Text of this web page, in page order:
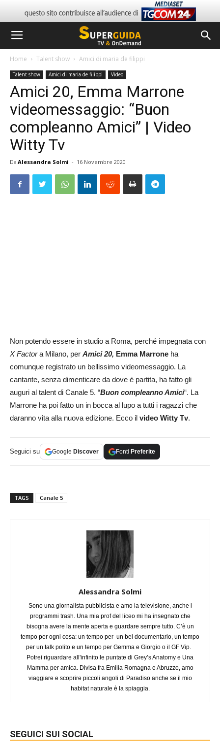
Home Talent show Amici di maria de filippi
Talent show Amici di maria de filippi Video
Amici 20, Emma Marrone
videomessaggio: “Buon
compleanno Amici” | Video
Witty Tv
Da Alessandra Solmi - 16 Novembre 2020
Non potendo essere in studio a Roma, perché impegnata con
X Factora Milano, per Amici 20, Emma Marrone ha
comunque registrato un bellissimo videomessaggio. La
cantante, senza dimenticare da dove è partita, ha fatto gli
auguri al talent di Canale 5. “Buon compleanno Amici“. La
Marrone ha poi fatto un in bocca al lupo a tutti i ragazzi che
daranno vita alla nuova edizione. Ecco il video Witty Tv.
Seguici su Google Discover Fonti Preferite
TAGS Canale 5
Alessandra Solmi
Sono una giornalista pubblicista e amo la televisione, anche i
programmi trash. Una mia prof del liceo mi ha insegnato che
bisogna avere la mente aperta e guardare sempre tutto. C’è un
tempo per ogni cosa: un tempo per un bel documentario, un tempo
per un talk polito e un tempo per Gemma e Giorgio o il GF Vip.
Potrei riguardare all'infinito le puntate di Grey’s Anatomy e Una
Mamma per amica. Divisa fra Emilia Romagna e Abruzzo, amo
viaggiare e scoprire piccoli angoli di Paradiso anche se il mio
habitat naturale è la spiaggia.
SEGUICI SUI SOCIAL